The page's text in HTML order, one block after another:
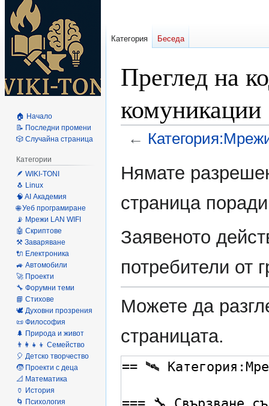
Преглед на
комуникации
←
към
към
Нямате
страница
Заявеното
потребители от
Можете да
страницата.
Категория Беседа
🏠 Начало
📝 Последни промени
🎲 Случайна страница
Категории
🪶 WIKI-TONI
🐧 Linux
🧠 AI Академия
🌐 Уеб програмиране
📡 Мрежи LAN WIFI
🤖 Скриптове
⚒️ Заваряване
🔌 Електроника
🚙 Автомобили
🚀 Проекти
🔧 Форумни теми
📘 Стихове
🕊️ Духовни прозрения
📜 Философия
🌲 Природа и живот
👨‍👩‍👧‍👦 Семейство
🎈 Детско творчество
🧒 Проекти с деца
📐 Математика
🏺 История
🌀 Психология